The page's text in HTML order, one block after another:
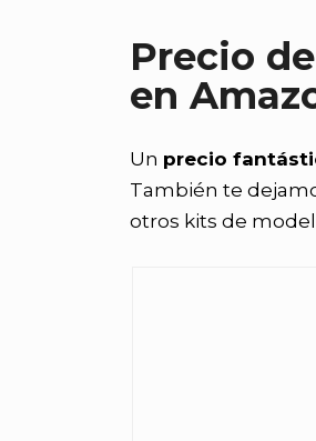
Precio
en
Un precio
También te
otros kits de